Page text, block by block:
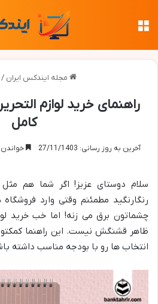
مجله ایندکس ایران /
راهنمای خرید لوازم
کامل
آخرین به روز رسانی: 27/11/1403 خواندن این
سلام دوستای عزیز! اگر شما هم
رنگارنگید مطمئنم وقتی وارد
چشماتون برق می زنه! اما خب خرید
ظاهر قشنگش نیست. این راهنما
انتخاب ها رو با بودجه مناسب داشته